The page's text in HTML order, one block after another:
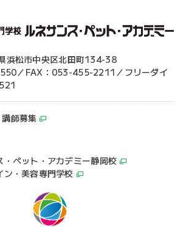
浜松市中央区北田町134-38
／FAX：053-455-2211／フリーダイ
講師募集
・ペット・アカデミー静岡校
ン・美容専門学校